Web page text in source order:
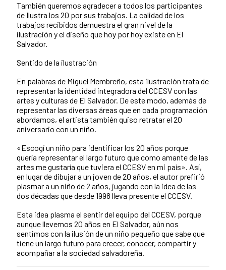
También queremos agradecer a todos los participantes
de Ilustra los 20 por sus trabajos. La calidad de los
trabajos recibidos demuestra el gran nivel de la
ilustración y el diseño que hoy por hoy existe en El
Salvador.
Sentido de la ilustración
En palabras de Miguel Membreño, esta ilustración trata de
representar la identidad integradora del CCESV con las
artes y culturas de El Salvador. De este modo, además de
representar las diversas áreas que en cada programación
abordamos, el artista también quiso retratar el 20
aniversario con un niño.
«Escogí un niño para identificar los 20 años porque
quería representar el largo futuro que como amante de las
artes me gustaría que tuviera el CCESV en mi país». Así,
en lugar de dibujar a un joven de 20 años, el autor prefirió
plasmar a un niño de 2 años, jugando con la idea de las
dos décadas que desde 1998 lleva presente el CCESV.
Esta idea plasma el sentir del equipo del CCESV, porque
aunque llevemos 20 años en El Salvador, aún nos
sentimos con la ilusión de un niño pequeño que sabe que
tiene un largo futuro para crecer, conocer, compartir y
acompañar a la sociedad salvadoreña.